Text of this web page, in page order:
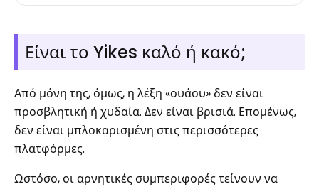
Είναι το Yikes καλό ή κακό;
Από μόνη της, όμως, η λέξη «ουάου» δεν είναι
προσβλητική ή χυδαία. Δεν είναι βρισιά. Επομένως,
δεν είναι μπλοκαρισμένη στις περισσότερες
πλατφόρμες.
Ωστόσο, οι αρνητικές συμπεριφορές τείνουν να